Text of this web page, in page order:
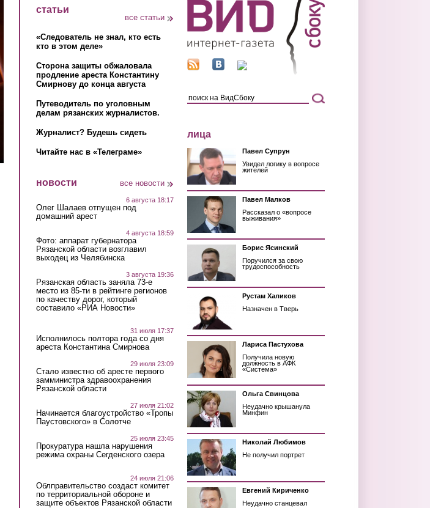
статьи
все статьи
«Следователь не знал, кто есть
кто в этом деле»
Сторона защиты обжаловала
продление ареста Константину
Смирнову до конца августа
Путеводитель по уголовным
делам рязанских журналистов.
Журналист? Будешь сидеть
Читайте нас в «Телеграме»
новости все новости
6 августа 18:17
Олег Шалаев отпущен под
домашний арест
4 августа 18:59
Фото: аппарат губернатора
Рязанской области возглавил
выходец из Челябинска
3 августа 19:36
Рязанская область заняла 73-е
место из 85-ти в рейтинге регионов
по качеству дорог, который
составило «РИА Новости»
31 июля 17:37
Исполнилось полтора года со дня
ареста Константина Смирнова
29 июля 23:09
Стало известно об аресте первого
замминистра здравоохранения
Рязанской области
27 июля 21:02
Начинается благоустройство «Тропы
Паустовского» в Солотче
25 июля 23:45
Прокуратура нашла нарушения
режима охраны Сегденского озера
24 июля 21:06
Облправительство создаст комитет
по территориальной обороне и
защите объектов Рязанской области
лица
Павел Супрун
Увидел логику в вопросе
жителей
Павел Малков
Рассказал о «вопросе
выживания»
Борис Ясинский
Поручился за свою
трудоспособность
Рустам Халиков
Назначен в Тверь
Лариса Пастухова
Получила новую
должность в АФК
«Система»
Ольга Свинцова
Неудачно крышанула
Минфин
Николай Любимов
Не получил портрет
Евгений Кириченко
Неудачно станцевал